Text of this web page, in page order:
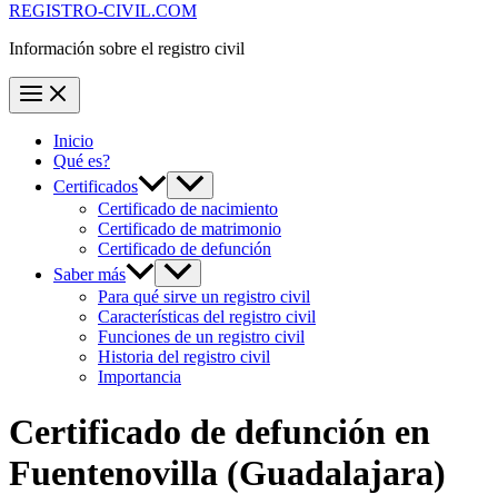
REGISTRO-CIVIL.COM
Información sobre el registro civil
Inicio
Qué es?
Certificados
Certificado de nacimiento
Certificado de matrimonio
Certificado de defunción
Saber más
Para qué sirve un registro civil
Características del registro civil
Funciones de un registro civil
Historia del registro civil
Importancia
Certificado de defunción en
Fuentenovilla (Guadalajara)